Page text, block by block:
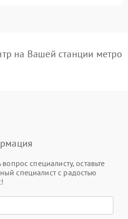
на Вашей станции метро
специалисту, оставьте
специалист с радостью